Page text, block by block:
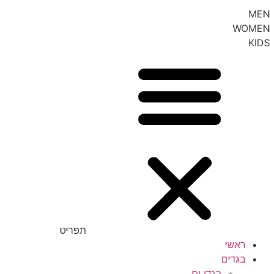
MEN
WOMEN
KIDS
תפריט
ראשי
בגדים